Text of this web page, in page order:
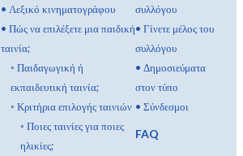
• Λεξικό κινηματογράφου
• Πώς να επιλέξετε μια παιδική
ταινία;
◦ Παιδαγωγική ή
εκπαιδευτική ταινία;
◦ Κριτήρια επιλογής ταινιών
◦ Ποιες ταινίες για ποιες
ηλικίες;
συλλόγου
•Γίνετε μέλος του
συλλόγου
•Δημοσιεύματα
στον τύπο
•Σύνδεσμοι
FAQ